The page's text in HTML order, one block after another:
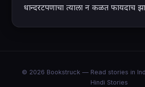
धान्दरटपणाचा त्याला न कळत फायदाच
© 2026 Bookstruck — Read stories in
Hindi Stories